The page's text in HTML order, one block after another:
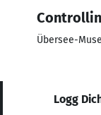
Übersee-
Logg